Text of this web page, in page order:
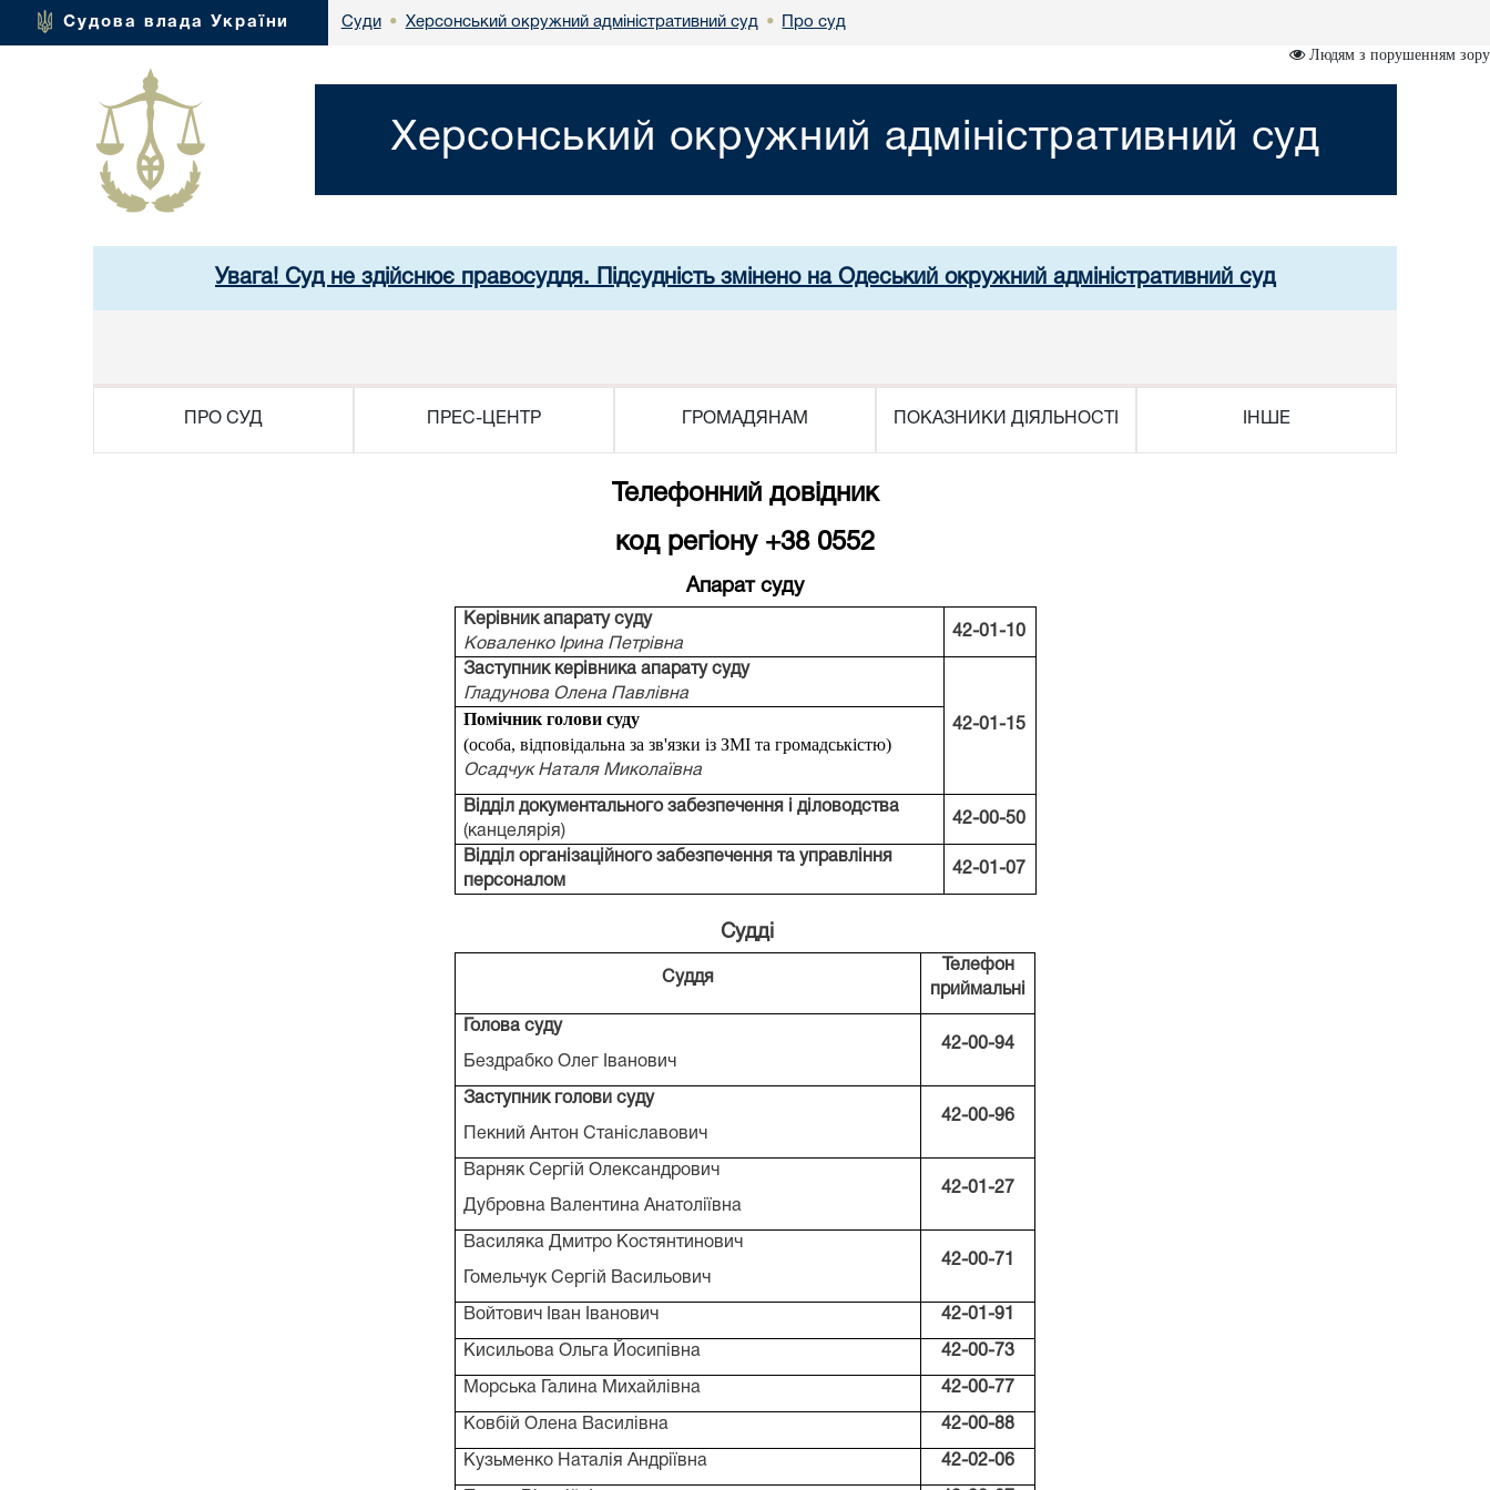
Судова влада України Суди • Херсонський окружний адміністративний суд • Про суд
Людям з порушенням зору
Херсонський окружний адміністративний суд
Увага! Суд не здійснює правосуддя. Підсудність змінено на Одеський окружний адміністративний суд
ПРО СУД ПРЕС-ЦЕНТР ГРОМАДЯНАМ ПОКАЗНИКИ ДІЯЛЬНОСТІ ІНШЕ
Телефонний довідник
код регіону +38 0552
Апарат суду
Керівник апарату суду
Коваленко Ірина Петрівна
42-01-10
Заступник керівника апарату суду
Гладунова Олена Павлівна
42-01-15
Помічник голови суду
(особа, відповідальна за зв'язки із ЗМІ та громадськістю)
Осадчук Наталя Миколаївна
Відділ документального забезпечення і діловодства
(канцелярія)
42-00-50
Відділ організаційного забезпечення та управління
персоналом
42-01-07
Судді
Суддя
Телефон
приймальні
Голова суду
Бездрабко Олег Іванович
42-00-94
Заступник голови суду
Пекний Антон Станіславович
42-00-96
Варняк Сергій Олександрович
Дубровна Валентина Анатоліївна
42-01-27
Василяка Дмитро Костянтинович
Гомельчук Сергій Васильович
42-00-71
Войтович Іван Іванович 42-01-91
Кисильова Ольга Йосипівна 42-00-73
Морська Галина Михайлівна 42-00-77
Ковбій Олена Василівна 42-00-88
Кузьменко Наталія Андріївна 42-02-06